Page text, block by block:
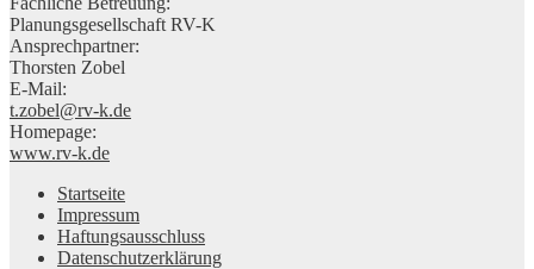
Planungsgesellschaft RV-K
Ansprechpartner:
Thorsten Zobel
E-Mail:
t.zobel@rv-k.de
Homepage:
www.rv-k.de
Startseite
Impressum
Haftungsausschluss
Datenschutzerklärung